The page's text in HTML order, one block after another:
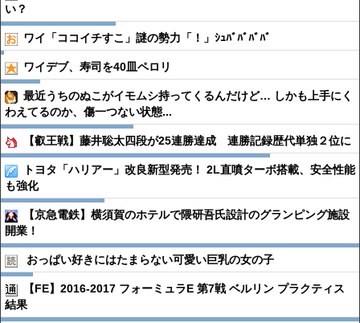
い？
ワイ「ココイチすこ」謎の勢力「！」ｼｭﾊﾞﾊﾞﾊﾞﾊﾞ
ワイデブ、寿司を40皿ペロリ
最近うちのぬこがイモムシ持ってくるんだけど… しかも上手にく
わえてるのか、傷一つない状態...
【叡王戦】藤井聡太四段が25連勝達成 連勝記録歴代単独２位に
トヨタ「ハリアー」改良新型発売！ 2L直噴ターボ搭載、安全性能
も強化
【京急電鉄】横須賀のホテルで隈研吾氏設計のグランピング施設
開業！
おっぱい好きにはたまらない可愛い巨乳の女の子
【FE】2016-2017 フォーミュラE 第7戦 ベルリン プラクティス
結果